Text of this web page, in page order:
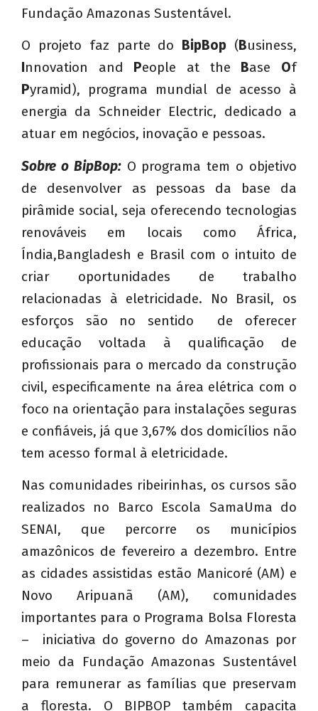
Fundação Amazonas Sustentável.
O projeto faz parte do BipBop (Business,
Innovation and People at the Base Of
Pyramid), programa mundial de acesso à
energia da Schneider Electric, dedicado a
atuar em negócios, inovação e pessoas.
Sobre o BipBop:O programa tem o objetivo
de desenvolver as pessoas da base da
pirâmide social, seja oferecendo tecnologias
renováveis em locais como África,
Índia,Bangladesh e Brasil com o intuito de
criar oportunidades de trabalho
relacionadas à eletricidade. No Brasil, os
esforços são no sentido de oferecer
educação voltada à qualificação de
profissionais para o mercado da construção
civil, especificamente na área elétrica com o
foco na orientação para instalações seguras
e confiáveis, já que 3,67% dos domicílios não
tem acesso formal à eletricidade.
Nas comunidades ribeirinhas, os cursos são
realizados no Barco Escola SamaUma do
SENAI, que percorre os municípios
amazônicos de fevereiro a dezembro. Entre
as cidades assistidas estão Manicoré (AM) e
Novo Aripuanã (AM), comunidades
importantes para o Programa Bolsa Floresta
– iniciativa do governo do Amazonas por
meio da Fundação Amazonas Sustentável
para remunerar as famílias que preservam
a floresta. O BIPBOP também capacita